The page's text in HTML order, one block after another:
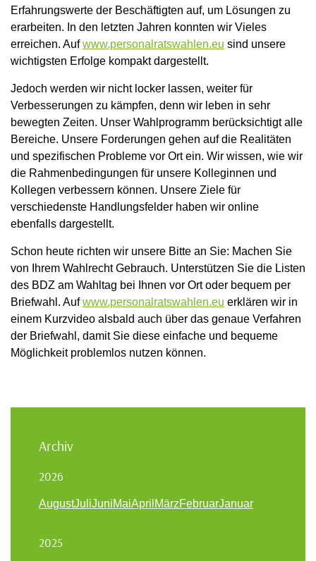
Erfahrungswerte der Beschäftigten auf, um Lösungen zu
erarbeiten. In den letzten Jahren konnten wir Vieles
erreichen. Aufwww.personalratswahlen.eu sind unsere
wichtigsten Erfolge kompakt dargestellt.
Jedoch werden wir nicht locker lassen, weiter für
Verbesserungen zu kämpfen, denn wir leben in sehr
bewegten Zeiten. Unser Wahlprogramm berücksichtigt alle
Bereiche. Unsere Forderungen gehen auf die Realitäten
und spezifischen Probleme vor Ort ein. Wir wissen, wie wir
die Rahmenbedingungen für unsere Kolleginnen und
Kollegen verbessern können. Unsere Ziele für
verschiedenste Handlungsfelder haben wir online
ebenfalls dargestellt.
Schon heute richten wir unsere Bitte an Sie: Machen Sie
von Ihrem Wahlrecht Gebrauch. Unterstützen Sie die Listen
des BDZ am Wahltag bei Ihnen vor Ort oder bequem per
Briefwahl. Aufwww.personalratswahlen.eu erklären wir in
einem Kurzvideo alsbald auch über das genaue Verfahren
der Briefwahl, damit Sie diese einfache und bequeme
Möglichkeit problemlos nutzen können.
Archiv
2026
AugustJuliJuniMaiApril MärzFebruarJanuar
2025